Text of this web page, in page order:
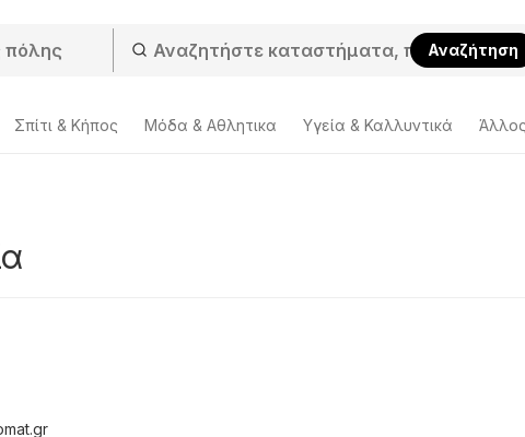
Αναζήτηση
Σπίτι & Κήπος Μόδα & Aθλητικα Υγεία & Καλλυντικά Άλλος